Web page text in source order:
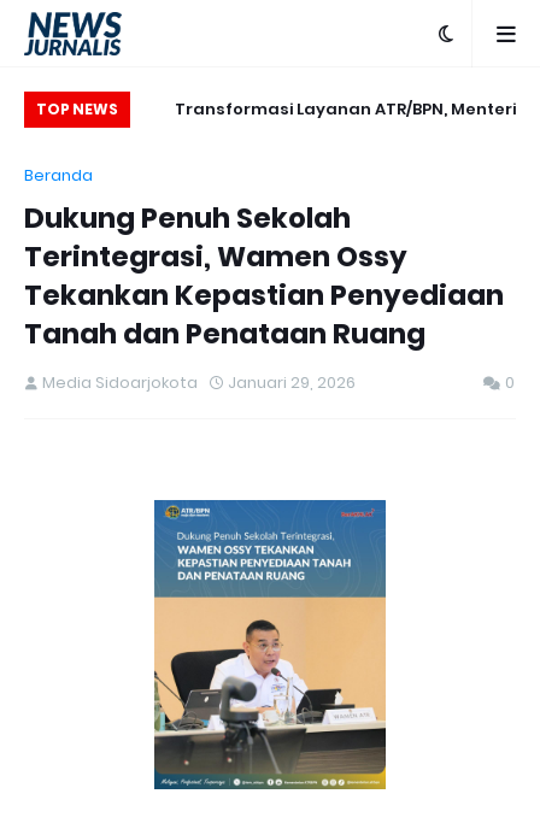
TOP NEWS
Transformasi Layanan ATR/BPN, Menteri
Kantor,
Sepulang Kerja
Beranda
Dukung Penuh Sekolah
Terintegrasi, Wamen Ossy
Tekankan Kepastian Penyediaan
Tanah dan Penataan Ruang
Media Sidoarjokota Januari 29, 2026 0